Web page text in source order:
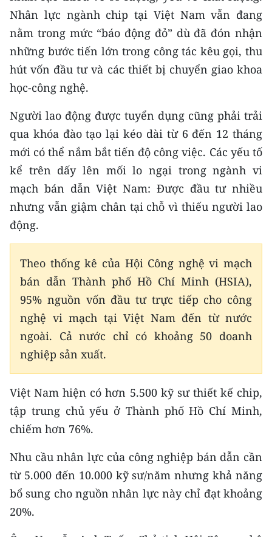
Nhân lực ngành chip tại Việt Nam vẫn đang
nằm trong mức “báo động đỏ” dù đã đón nhận
những bước tiến lớn trong công tác kêu gọi, thu
hút vốn đầu tư và các thiết bị chuyển giao khoa
học-công nghệ.
Người lao động được tuyển dụng cũng phải trải
qua khóa đào tạo lại kéo dài từ 6 đến 12 tháng
mới có thể nắm bắt tiến độ công việc. Các yếu tố
kể trên dấy lên mối lo ngại trong ngành vi
mạch bán dẫn Việt Nam: Được đầu tư nhiều
nhưng vẫn giậm chân tại chỗ vì thiếu người lao
động.
Theo thống kê của Hội Công nghệ vi mạch
bán dẫn Thành phố Hồ Chí Minh (HSIA),
95% nguồn vốn đầu tư trực tiếp cho công
nghệ vi mạch tại Việt Nam đến từ nước
ngoài. Cả nước chỉ có khoảng 50 doanh
nghiệp sản xuất.
Việt Nam hiện có hơn 5.500 kỹ sư thiết kế chip,
tập trung chủ yếu ở Thành phố Hồ Chí Minh,
chiếm hơn 76%.
Nhu cầu nhân lực của công nghiệp bán dẫn cần
từ 5.000 đến 10.000 kỹ sư/năm nhưng khả năng
bổ sung cho nguồn nhân lực này chỉ đạt khoảng
20%.